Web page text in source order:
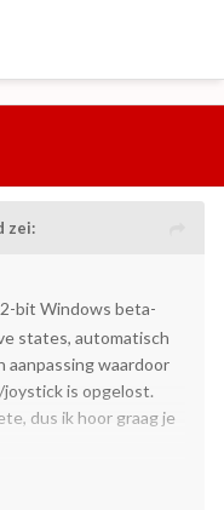
zei:
bit Windows beta-
states, automatisch
aanpassing waardoor
is opgelost.
dus ik hoor graag je